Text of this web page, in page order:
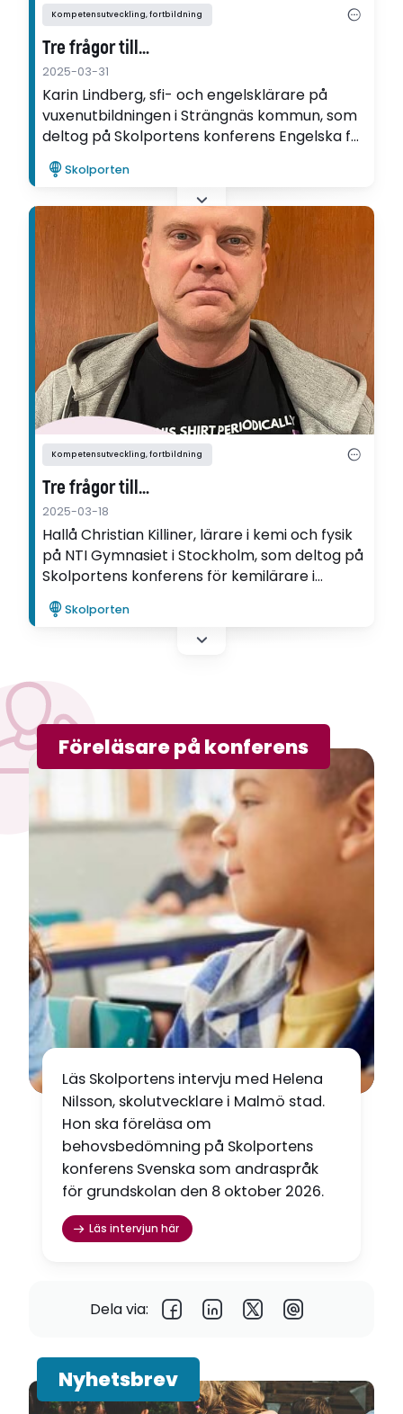
Kompetensutveckling, fortbildning
Tre frågor till…
2025-03-31
Karin Lindberg, sfi- och engelsklärare på
vuxenutbildningen i Strängnäs kommun, som
deltog på Skolportens konferens Engelska för
högstadiet och gymnasiet i Stockholm 20-21
mars.Skolporten
Kompetensutveckling, fortbildning
Tre frågor till…
2025-03-18
Hallå Christian Killiner, lärare i kemi och fysik
på NTI Gymnasiet i Stockholm, som deltog på
Skolportens konferens för kemilärare i
Stockholm 13-14 mars. Vad fick du med dig?
Skolporten
Föreläsare på konferens
Läs Skolportens intervju med Helena
Nilsson, skolutvecklare i Malmö stad.
Hon ska föreläsa om
behovsbedömning på Skolportens
konferens Svenska som andraspråk
för grundskolan den 8 oktober 2026.
Läs intervjun här
Dela via:
Nyhetsbrev